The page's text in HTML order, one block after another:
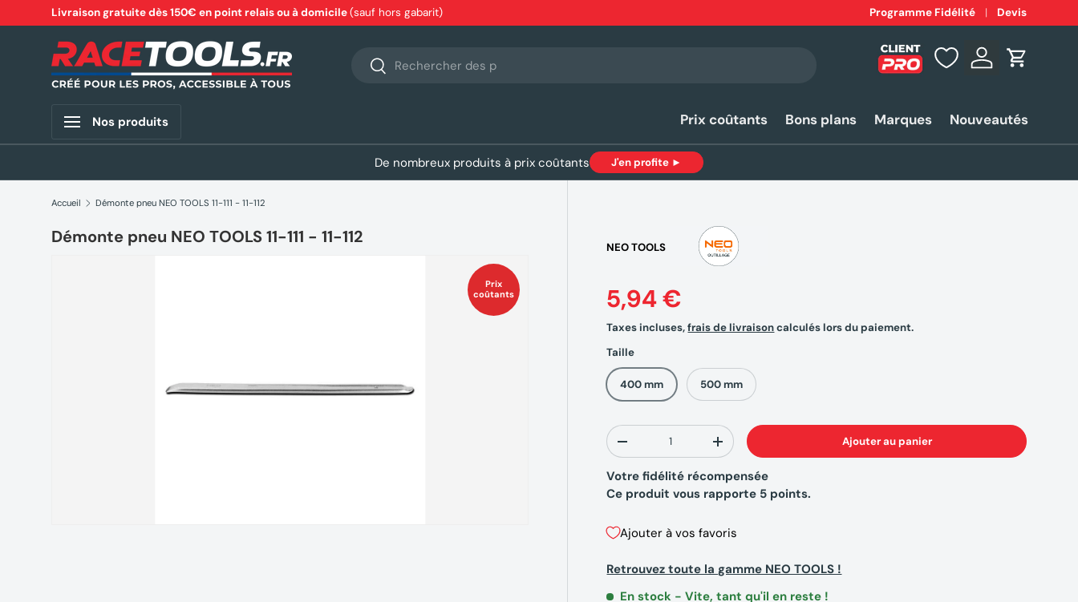
Aller au contenu
Livraison gratuite dès 150€ en point relais ou à domicile(sauf hors gabarit) Expéditionrapide 24-48h*
Programme Fidélité Devis
Recherche
Rechercher Se connecter
Panier
Nos produits Prix coûtants Bons plans Marques Nouveautés
De nombreux produits à prix coûtants J'en profite ►
Accueil Démonte pneu NEO TOOLS 11-111 - 11-112
Démonte pneu NEO TOOLS 11-111 - 11-112
Prix
coûtants
NEO TOOLS
5,94 €
Taxes incluses,frais de livraisoncalculés lors du paiement.
Taille
400 mm 500 mm
Qté
-
+ Ajouter au panier
Votre fidélité récompensée
Ce produit vous rapporte 5 points.
Ajouter à vos favoris
Retrouvez toute la gamme NEO TOOLS !
En stock - Vite, tant qu'il en reste !